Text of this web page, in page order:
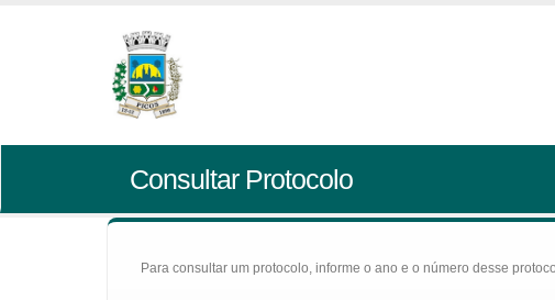
Consultar Protocolo
Para consultar um protocolo, informe o ano e o número desse